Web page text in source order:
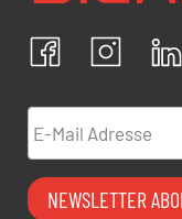
Facebook
E-Mail Adresse
NEWSLETTER